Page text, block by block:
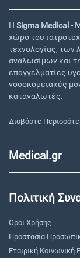
Η Sigma Medical -
χώρο του
τεχνολογίας, των
αναλωσίμων και
επαγγελματίες
νοσοκομειακές
καταναλωτές.
Διαβάστε
Medical.gr
Πολιτική
Όροι Χρήσης
Προστασία
Εταιρική Κοινωνική